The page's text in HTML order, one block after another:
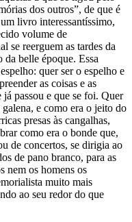
dos outros”, de que é
livro interessantíssimo,
volume de
se reerguem as tardes da
belle époque. Essa
quer ser o espelho e
as coisas e as
já passou e que se foi. Quer
e como era o jeito do
presas às cangalhas,
como era o bonde que,
de concertos, se dirigia ao
de pano branco, para as
nem os homens os
muito mais
ao seu redor do que